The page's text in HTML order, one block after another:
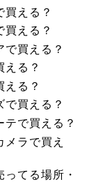
買える？
買える？
で買える？
える？
える？
で買える？
テで買える？
ラで買え
てる場所・